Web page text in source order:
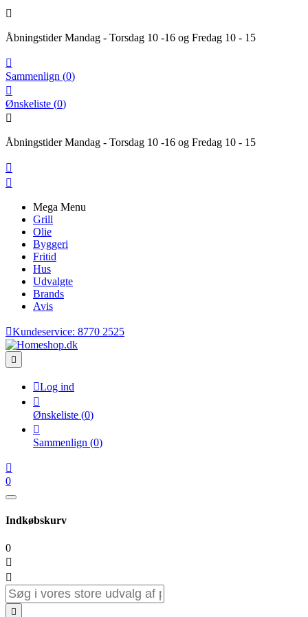

Åbningstider Mandag - Torsdag 10 -16 og Fredag 10 - 15

Sammenlign (0)

Ønskeliste (0)

Åbningstider Mandag - Torsdag 10 -16 og Fredag 10 - 15


Mega Menu
Grill
Olie
Byggeri
Fritid
Hus
Udvalgte
Brands
Avis
Kundeservice: 8770 2525

Log ind

Ønskeliste (0)

Sammenlign (0)

0
Indkøbskurv
0


